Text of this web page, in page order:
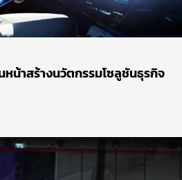
หน้าสร้างนวัตกรรมโซลูชันธุรกิจ